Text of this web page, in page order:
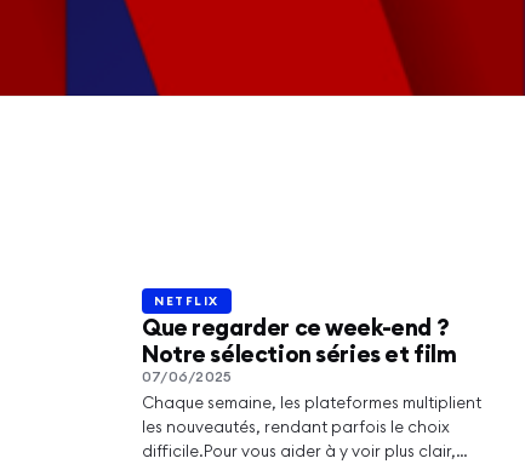
NETFLIX
NETFLIX
Que regarder ce week-end ?
Notre sélection séries et film
07/06/2025
Chaque semaine, les plateformes multiplient
les nouveautés, rendant parfois le choix
difficile.Pour vous aider à y voir plus clair,